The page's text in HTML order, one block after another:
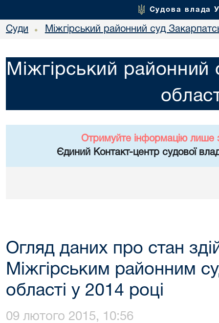
Судова влада
Суди • Міжгірський районний суд
Міжгірський районний
Отримуйте інформацію лише
Єдиний Контакт-центр судової
Огляд даних про стан
Міжгірським районним
області у 2014 році
09 лютого 2015, 10:56